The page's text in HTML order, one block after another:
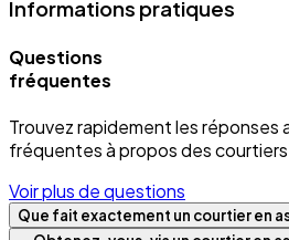
Informations pratiques
Questions
fréquentes
Trouvez rapidement les réponses
fréquentes à propos des
Voir plus de questions
Que fait exactement un courtier en